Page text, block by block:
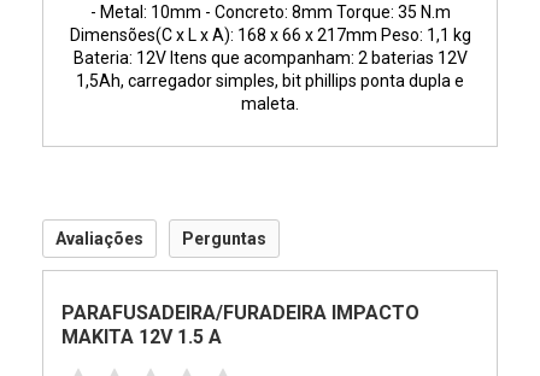
- Metal: 10mm - Concreto: 8mm Torque: 35 N.m
Dimensões(C x L x A): 168 x 66 x 217mm Peso: 1,1 kg
Bateria: 12V Itens que acompanham: 2 baterias 12V
1,5Ah, carregador simples, bit phillips ponta dupla e
maleta.
Avaliações Perguntas
PARAFUSADEIRA/FURADEIRA IMPACTO
MAKITA 12V 1.5 A